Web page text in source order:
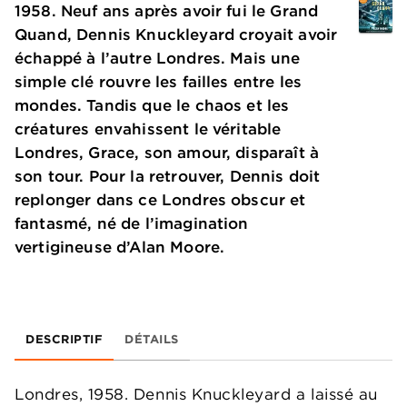
1958. Neuf ans après avoir fui le Grand
Quand, Dennis Knuckleyard croyait avoir
échappé à l’autre Londres. Mais une
simple clé rouvre les failles entre les
mondes. Tandis que le chaos et les
créatures envahissent le véritable
Londres, Grace, son amour, disparaît à
son tour. Pour la retrouver, Dennis doit
replonger dans ce Londres obscur et
fantasmé, né de l’imagination
vertigineuse d’Alan Moore.
DESCRIPTIF DÉTAILS
Londres, 1958. Dennis Knuckleyard a laissé au